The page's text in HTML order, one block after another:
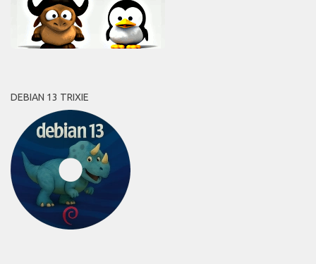
DEBIAN 13 TRIXIE